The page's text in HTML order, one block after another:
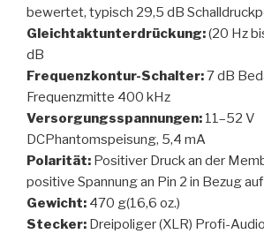
bewertet, typisch 29,5 dB
Gleichtaktunterdrückung:(20 Hz
dB
Frequenzkontur-Schalter:7 dB
Frequenzmitte 400 kHz
Versorgungsspannungen: 11–52 V
DCPhantomspeisung, 5,4 mA
Polarität: Positiver Druck an der
positive Spannung an Pin 2 in Bezug auf
Gewicht: 470 g(16,6 oz.)
Stecker: Dreipoliger (XLR) Profi-